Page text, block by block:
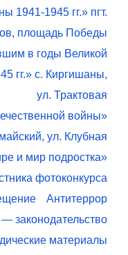
1941-1945 гг.» пгт.
площадь Победы
в годы Великой
гг.» с. Киргишаны,
ул. Трактовая
войны»
ул. Клубная
и мир подростка»
фотоконкурса
Антитеррор
законодательство
материалы